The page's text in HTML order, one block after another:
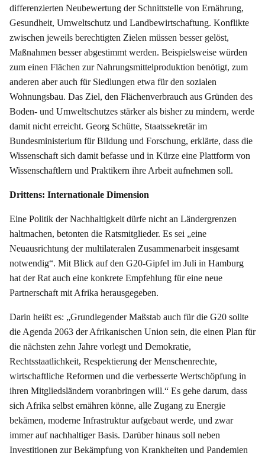
differenzierten Neubewertung der Schnittstelle von Ernährung,
Gesundheit, Umweltschutz und Landbewirtschaftung. Konflikte
zwischen jeweils berechtigten Zielen müssen besser gelöst,
Maßnahmen besser abgestimmt werden. Beispielsweise würden
zum einen Flächen zur Nahrungsmittelproduktion benötigt, zum
anderen aber auch für Siedlungen etwa für den sozialen
Wohnungsbau. Das Ziel, den Flächenverbrauch aus Gründen des
Boden- und Umweltschutzes stärker als bisher zu mindern, werde
damit nicht erreicht. Georg Schütte, Staatssekretär im
Bundesministerium für Bildung und Forschung, erklärte, dass die
Wissenschaft sich damit befasse und in Kürze eine Plattform von
Wissenschaftlern und Praktikern ihre Arbeit aufnehmen soll.
Drittens: Internationale Dimension
Eine Politik der Nachhaltigkeit dürfe nicht an Ländergrenzen
haltmachen, betonten die Ratsmitglieder. Es sei „eine
Neuausrichtung der multilateralen Zusammenarbeit insgesamt
notwendig“. Mit Blick auf den G20-Gipfel im Juli in Hamburg
hat der Rat auch eine konkrete Empfehlung für eine neue
Partnerschaft mit Afrika herausgegeben.
Darin heißt es: „Grundlegender Maßstab auch für die G20 sollte
die Agenda 2063 der Afrikanischen Union sein, die einen Plan für
die nächsten zehn Jahre vorlegt und Demokratie,
Rechtsstaatlichkeit, Respektierung der Menschenrechte,
wirtschaftliche Reformen und die verbesserte Wertschöpfung in
ihren Mitgliedsländern voranbringen will.“ Es gehe darum, dass
sich Afrika selbst ernähren könne, alle Zugang zu Energie
bekämen, moderne Infrastruktur aufgebaut werde, und zwar
immer auf nachhaltiger Basis. Darüber hinaus soll neben
Investitionen zur Bekämpfung von Krankheiten und Pandemien